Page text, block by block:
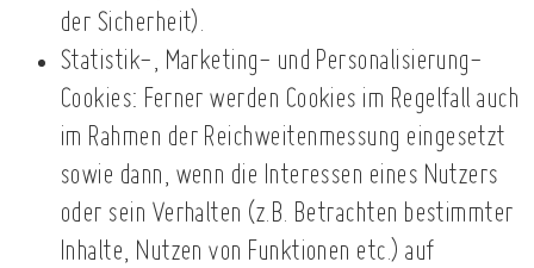
der Sicherheit).
Statistik-, Marketing- und Personalisierung-
Cookies: Ferner werden Cookies im Regelfall auch
im Rahmen der Reichweitenmessung eingesetzt
sowie dann, wenn die Interessen eines Nutzers
oder sein Verhalten (z.B. Betrachten bestimmter
Inhalte, Nutzen von Funktionen etc.) auf